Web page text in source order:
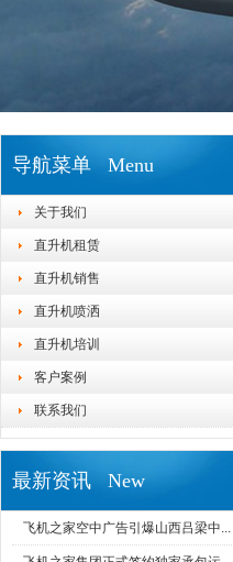
导航菜单 Menu
关于我们
直升机租赁
直升机销售
直升机喷洒
直升机培训
客户案例
联系我们
最新资讯 New
飞机之家空中广告引爆山西吕梁中...